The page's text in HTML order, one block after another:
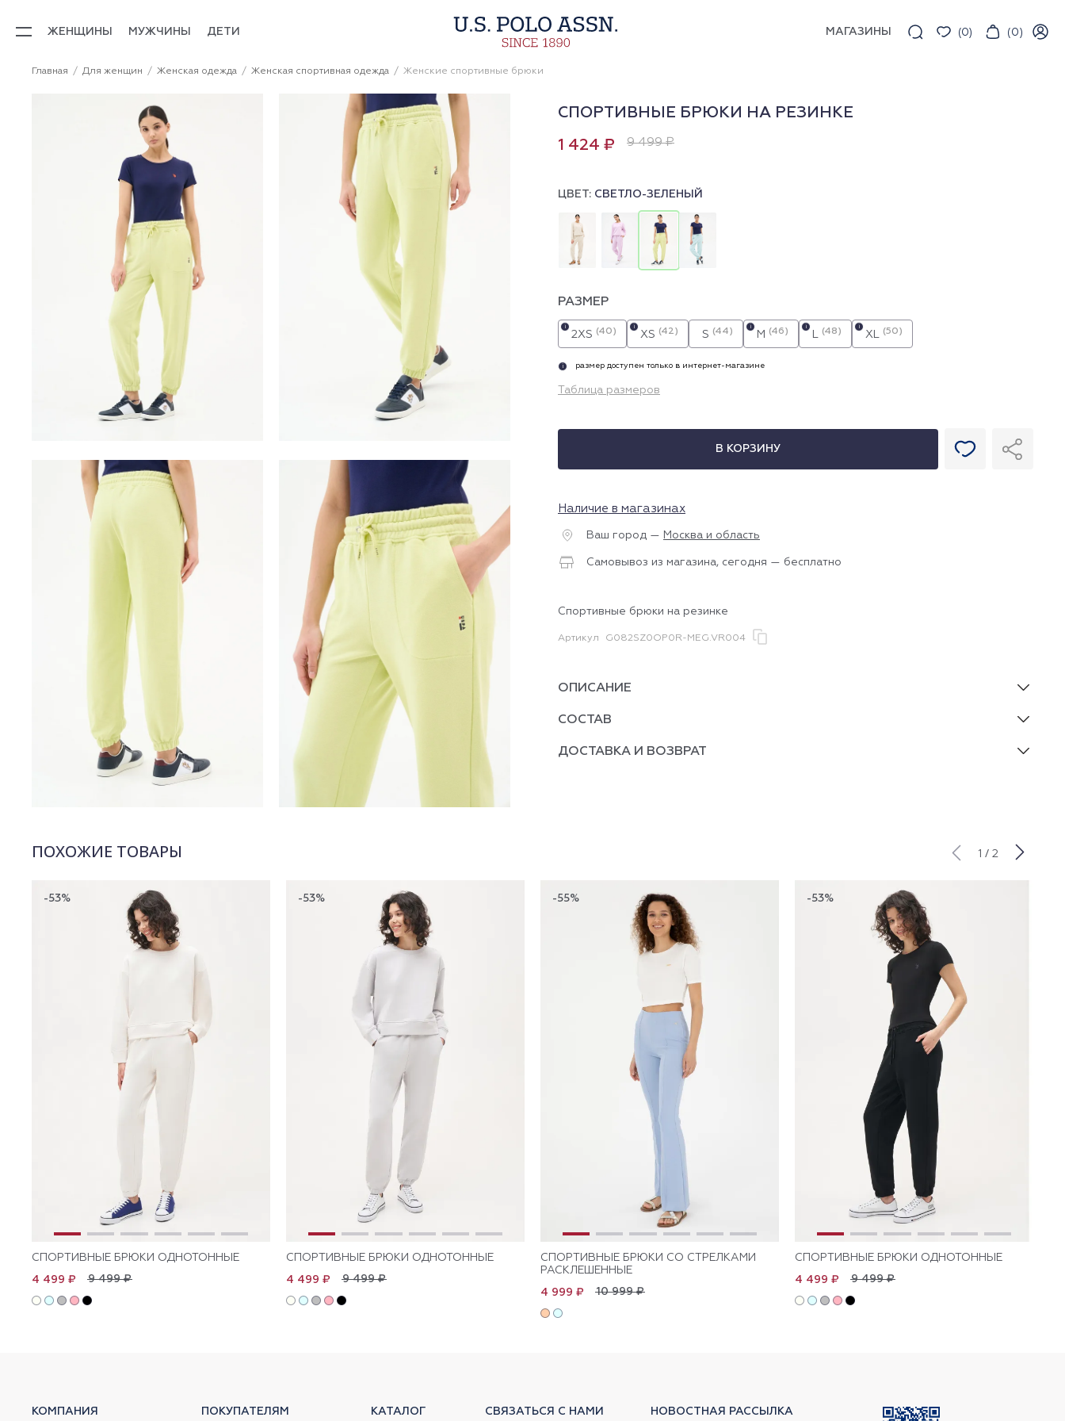
ЖЕНЩИНЫ МУЖЧИНЫ ДЕТИ МАГАЗИНЫ (0) (0)
Главная Для женщин Женская одежда Женская спортивная одежда Женские спортивные брюки
СПОРТИВНЫЕ БРЮКИ НА РЕЗИНКЕ
1 424 ₽ 9 499 ₽
ЦВЕТ: СВЕТЛО-ЗЕЛЕНЫЙ
РАЗМЕР
2XS (40)
i
XS (42)
i
S (44) M (46)
i
L (48)
i
XL (50)
i
i размер доступен только в интернет-магазине
Таблица размеров
В КОРЗИНУ
Наличие в магазинах
Ваш город — Москва и область
Самовывоз из магазина, сегодня — бесплатно
Спортивные брюки на резинке
Артикул G082SZ0OP0R-MEG.VR004
ОПИСАНИЕ
СОСТАВ
ДОСТАВКА И ВОЗВРАТ
ПОХОЖИЕ ТОВАРЫ 1 / 2
-53%
СПОРТИВНЫЕ БРЮКИ ОДНОТОННЫЕ
9 499 ₽
4 499 ₽
-53%
СПОРТИВНЫЕ БРЮКИ ОДНОТОННЫЕ
9 499 ₽
4 499 ₽
-55%
СПОРТИВНЫЕ БРЮКИ СО СТРЕЛКАМИ
РАСКЛЕШЕННЫЕ
10 999 ₽
4 999 ₽
-53%
СПОРТИВНЫЕ БРЮКИ ОДНОТОННЫЕ
9 499 ₽
4 499 ₽
КОМПАНИЯ ПОКУПАТЕЛЯМ КАТАЛОГ СВЯЗАТЬСЯ С НАМИ НОВОСТНАЯ РАССЫЛКА